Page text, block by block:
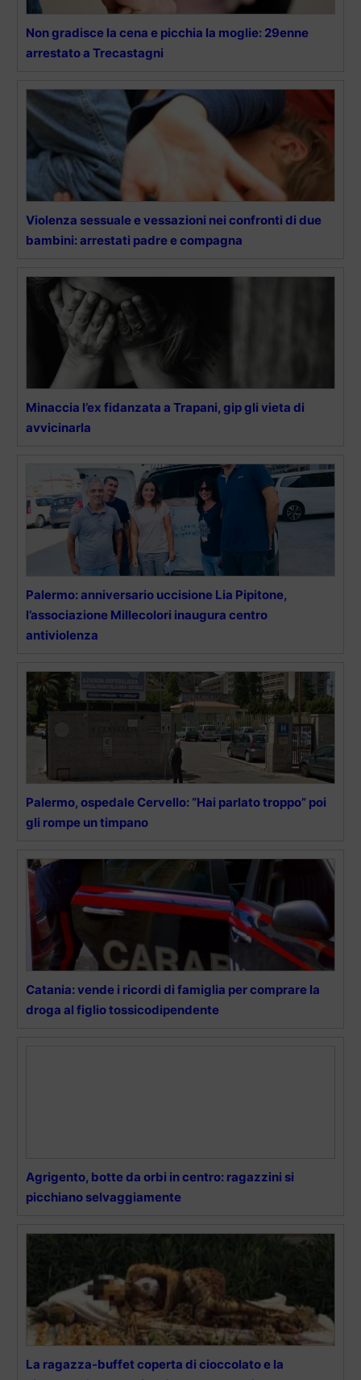
Non gradisce la cena e picchia la moglie: 29enne
arrestato a Trecastagni
Violenza sessuale e vessazioni nei confronti di due
bambini: arrestati padre e compagna
Minaccia l’ex fidanzata a Trapani, gip gli vieta di
avvicinarla
Palermo: anniversario uccisione Lia Pipitone,
l’associazione Millecolori inaugura centro
antiviolenza
Palermo, ospedale Cervello: “Hai parlato troppo” poi
gli rompe un timpano
Catania: vende i ricordi di famiglia per comprare la
droga al figlio tossicodipendente
Agrigento, botte da orbi in centro: ragazzini si
picchiano selvaggiamente
La ragazza-buffet coperta di cioccolato e la